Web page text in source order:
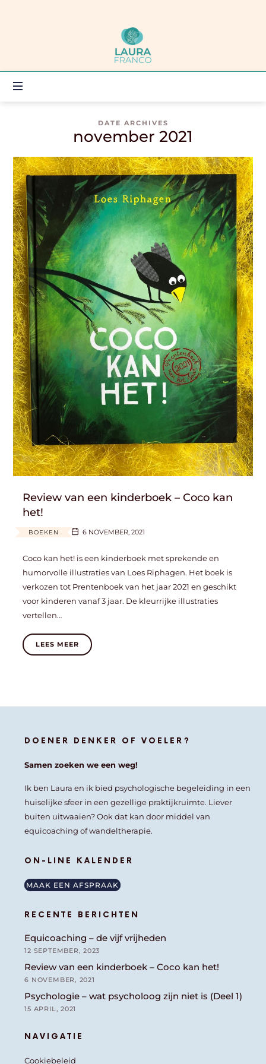
Laura
Franco
OF
WEG!
DATE ARCHIVES
november 2021
Review van een kinderboek – Coco kan
het!
BOEKEN 6 NOVEMBER, 2021
Coco kan het! is een kinderboek met sprekende en
humorvolle illustraties van Loes Riphagen. Het boek is
verkozen tot Prentenboek van het jaar 2021 en geschikt
voor kinderen vanaf 3 jaar. De kleurrijke illustraties
vertellen…
LEES MEER
DOENER DENKER OF VOELER?
Samen zoeken we een weg!
Ik ben Laura en ik bied psychologische begeleiding in een
huiselijke sfeer in een gezellige praktijkruimte. Liever
buiten uitwaaien? Ook dat kan door middel van
equicoaching of wandeltherapie.
ON-LINE KALENDER
MAAK EEN AFSPRAAK
RECENTE BERICHTEN
Equicoaching – de vijf vrijheden
12 SEPTEMBER, 2023
Review van een kinderboek – Coco kan het!
6 NOVEMBER, 2021
Psychologie – wat psycholoog zijn niet is (Deel 1)
15 APRIL, 2021
NAVIGATIE
Cookiebeleid